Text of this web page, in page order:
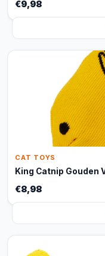
€9,98
CAT TOYS
King Catnip Gouden
€8,98